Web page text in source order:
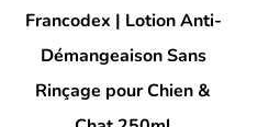
Francodex | Lotion Anti-
Démangeaison Sans
Rinçage pour Chien &